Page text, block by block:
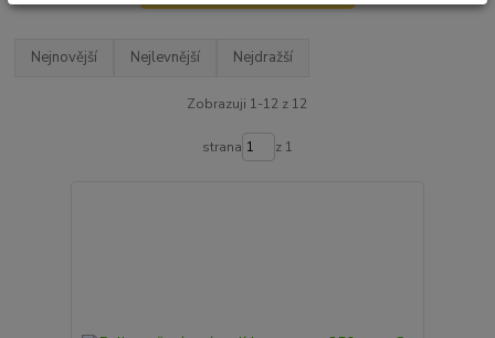
Nejnovější Nejlevnější Nejdražší
Zobrazuji 1-12 z 12
strana z 1